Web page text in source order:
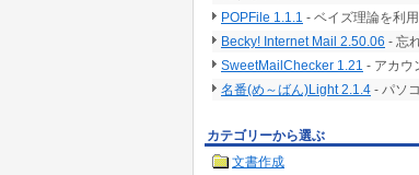
POPFile 1.1.1 - ベイズ理論を利
Becky! Internet Mail 2.50.06 - 忘
SweetMailChecker 1.21 - アカウ
名番(め～ばん)Light 2.1.4 - パソ
カテゴリーから選ぶ
文書作成